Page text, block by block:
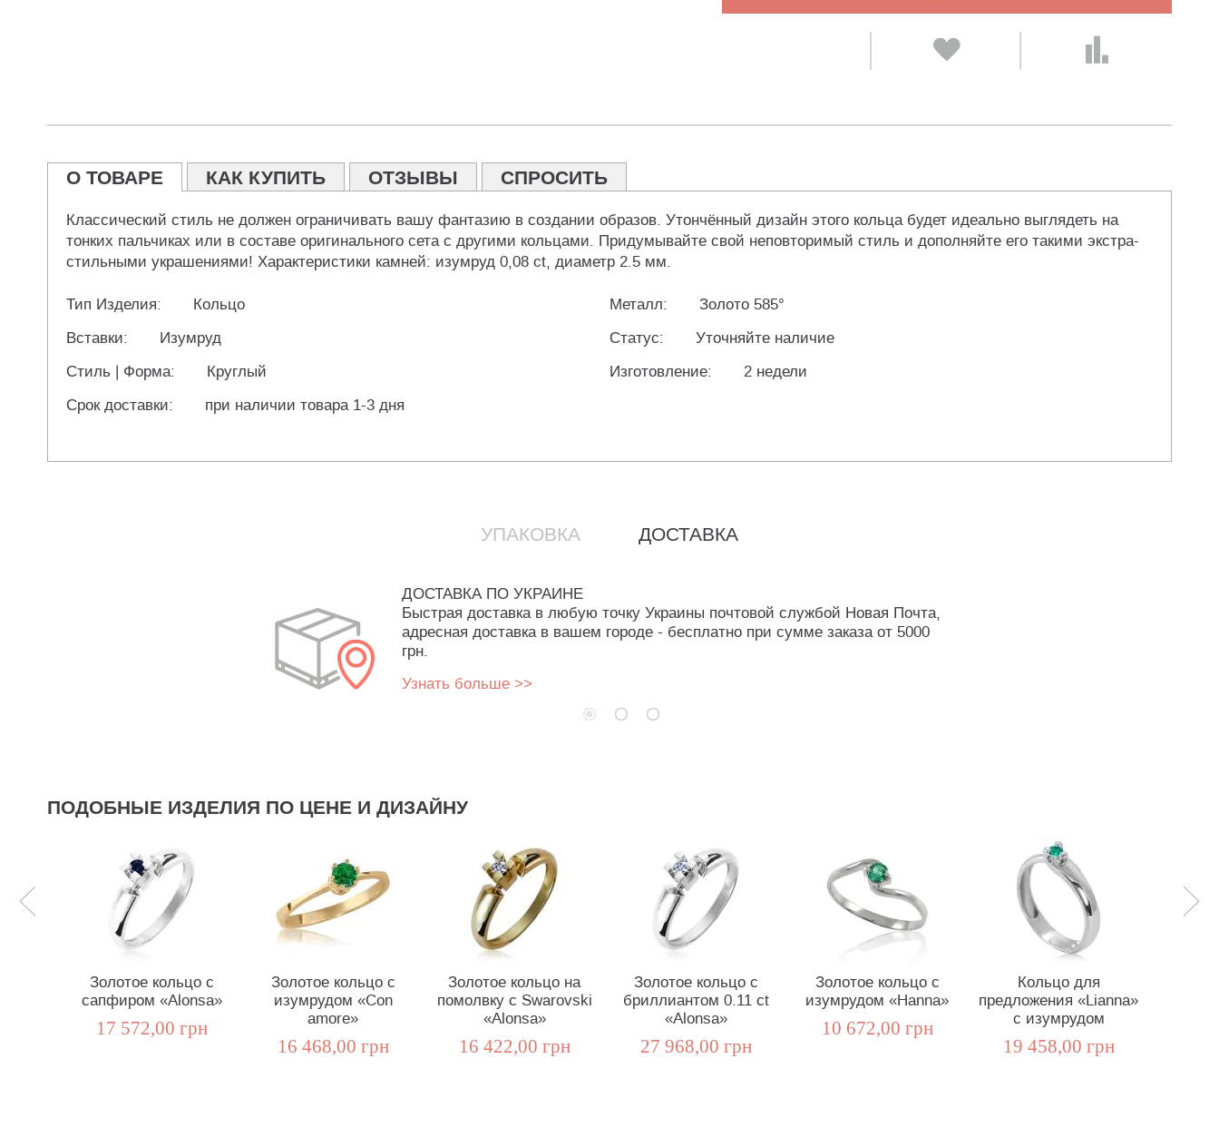
О ТОВАРЕ КАК КУПИТЬ ОТЗЫВЫ СПРОСИТЬ
Классический стиль не должен ограничивать вашу фантазию в создании образов. Утончённый дизайн этого кольца будет идеально выглядеть на
тонких пальчиках или в составе оригинального сета с другими кольцами. Придумывайте свой неповторимый стиль и дополняйте его такими экстра-
стильными украшениями! Характеристики камней: изумруд 0,08 ct, диаметр 2.5 мм.
Тип Изделия: Кольцо Металл:
Золото 585°
Вставки:
Изумруд Статус:
Уточняйте наличие
Стиль | Форма:
Круглый Изготовление:
2 недели
Срок доставки:
при наличии товара 1-3 дня
УПАКОВКА ДОСТАВКА
ДОСТАВКА ПО УКРАИНЕ
Быстрая доставка в любую точку Украины почтовой службой Новая Почта,
адресная доставка в вашем городе - бесплатно при сумме заказа от 5000
грн.
Узнать больше >>
ПОДОБНЫЕ ИЗДЕЛИЯ ПО ЦЕНЕ И ДИЗАЙНУ
Золотое кольцо с
сапфиром «Alonsa»
17 572,00 грн
Золотое кольцо с
изумрудом «Con
amore»
16 468,00 грн
Золотое кольцо на
помолвку с Swarovski
«Alonsa»
16 422,00 грн
Золотое кольцо с
бриллиантом 0.11 сt
«Alonsa»
27 968,00 грн
Золотое кольцо с
изумрудом «Hanna»
10 672,00 грн
Кольцо для
предложения «Lianna»
с изумрудом
19 458,00 грн